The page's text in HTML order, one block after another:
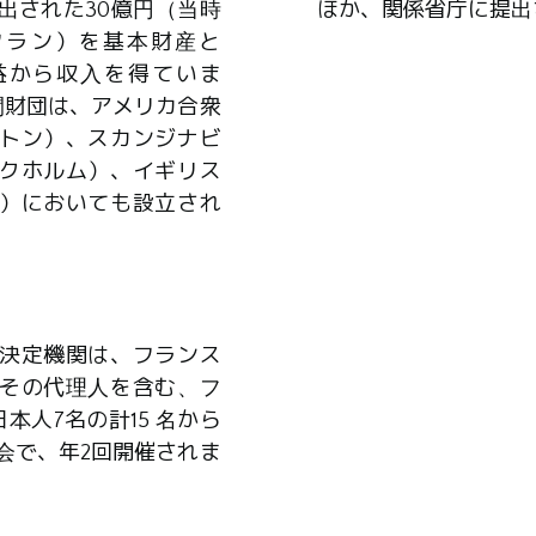
された30億円（当時
ン）を基本財産と
ら収入を得ていま
団は、アメリカ合衆
ン）、スカンジナビ
ホルム）、イギリス
においても設立され
定機関は、フランス
の代理人を含む、フ
人7名の計15 名から
で、年2回開催されま
ほか、関係省庁に提